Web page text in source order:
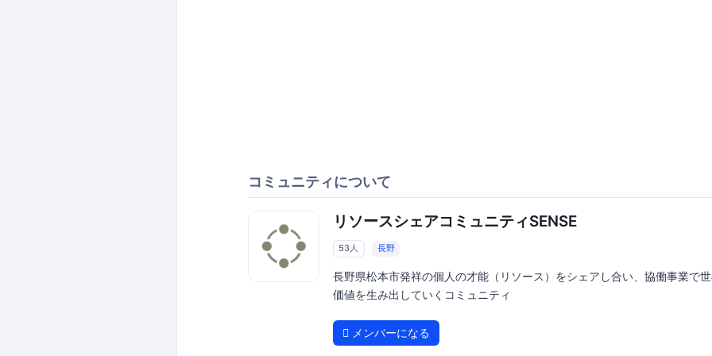
コミュニティについて
リソースシェアコミュニティSENSE
53人 長野
長野県松本市発祥の個人の才能（リソース）をシェアし合い、協働事業で
価値を生み出していくコミュニティ
メンバーになる